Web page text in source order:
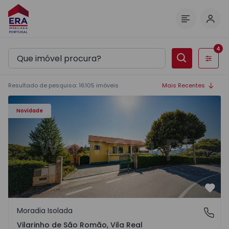
Filtros
4
Resultado de pesquisa: 16105 imóveis Mais Recentes
Novidade
Moradia Isolada T3 Sabrosa, Vilarinho de São Romão -
Vilarinho de São Romão, Vila Real
Moradia Isolada
Vilarinho de São Romão, Vila Real